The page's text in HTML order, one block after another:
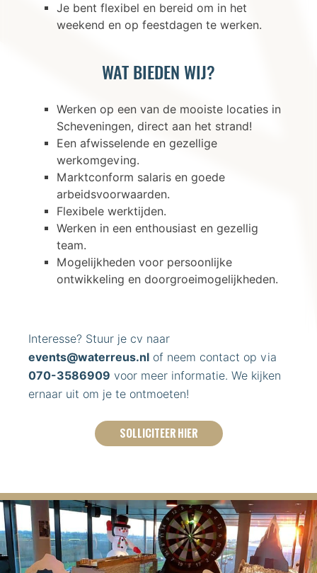
Je bent flexibel en bereid om in het
weekend en op feestdagen te werken.
WAT BIEDEN WIJ?
Werken op een van de mooiste locaties in
Scheveningen, direct aan het strand!
Een afwisselende en gezellige
werkomgeving.
Marktconform salaris en goede
arbeidsvoorwaarden.
Flexibele werktijden.
Werken in een enthousiast en gezellig
team.
Mogelijkheden voor persoonlijke
ontwikkeling en doorgroeimogelijkheden.
Interesse? Stuur je cv naar
events@waterreus.nl of neem contact op via
070-3586909 voor meer informatie. We kijken
ernaar uit om je te ontmoeten!
SOLLICITEER HIER